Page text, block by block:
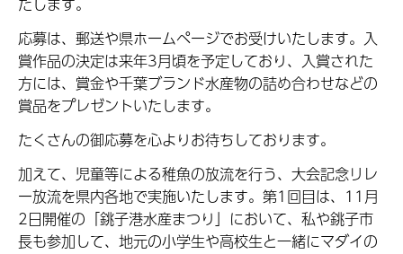
応募は、郵送や県ホームページでお受けいたします。入
賞作品の決定は来年3月頃を予定しており、入賞された
方には、賞金や千葉ブランド水産物の詰め合わせなどの
賞品をプレゼントいたします。
たくさんの御応募を心よりお待ちしております。
加えて、児童等による稚魚の放流を行う、大会記念リレ
ー放流を県内各地で実施いたします。第1回目は、11月
2日開催の「銚子港水産まつり」において、私や銚子市
長も参加して、地元の小学生や高校生と一緒にマダイの